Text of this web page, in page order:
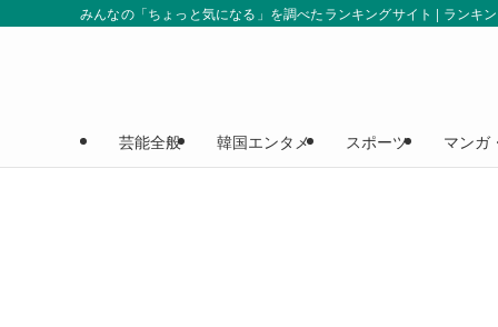
みんなの「ちょっと気になる」を調べたランキングサイト | ランキ
芸能全般 韓国エンタメ スポーツ マンガ